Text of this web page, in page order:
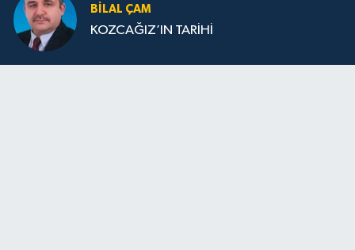
BILAL ÇAM
KOZCAĞIZ’IN TARİHİ